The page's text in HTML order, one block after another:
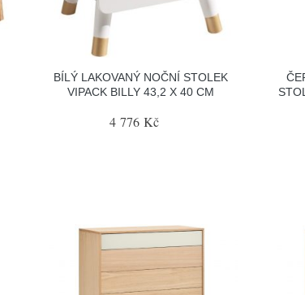
BÍLÝ LAKOVANÝ NOČNÍ STOLEK
VIPACK BILLY 43,2 X 40 CM
4 776 Kč